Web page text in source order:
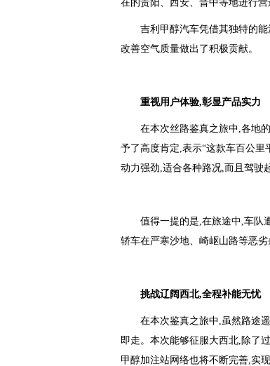
在的贵阳、西安、晋中等地进行
吉利甲醇汽车凭借其独特的
改善空气质量做出了积极贡献。
重视用户体验,彰显产品实力
在本次丝路鉴真之旅中,各地
予了高度肯定,表示“这款车百公
动力强劲,适合各种路况,而且驾驶
值得一提的是,在旅途中,车队
轿车在严寒沙地、崎岖山路等恶
挑战辽阔西北,全程补能无忧
在本次鉴真之旅中,虽然路途
即走。本次能够征服大西北,除了
甲醇加注站网络也将不断完善,实